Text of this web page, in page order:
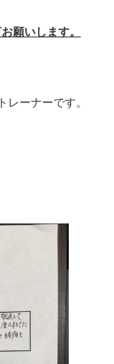
願いします。
ーナーです。